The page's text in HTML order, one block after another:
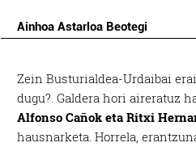
Ainhoa Astarloa Beotegi
Zein Busturialdea-Urdaibai
dugu?. Galdera hori aireratuz
Alfonso Cañok eta Ritxi
hausnarketa. Horrela,